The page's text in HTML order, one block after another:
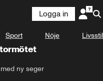
Logga in
Sport Nöje Livsstil
ny seger